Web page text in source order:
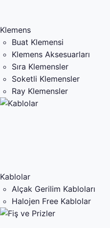
Klemens
Buat Klemensi
Klemens Aksesuarları
Sıra Klemensler
Soketli Klemensler
Ray Klemensler
Kablolar
Alçak Gerilim Kabloları
Halojen Free Kablolar